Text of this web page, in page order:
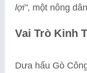
lợi”, một nông
Vai Trò Kinh
Dưa hấu Gò